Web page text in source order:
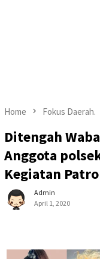
Home Fokus Daerah.
Ditengah
Anggota
Kegiatan
Admin
April 1, 2020